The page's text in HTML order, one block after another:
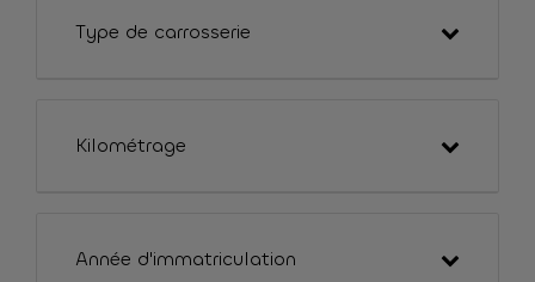
Type de carrosserie
Kilométrage
Année d'immatriculation